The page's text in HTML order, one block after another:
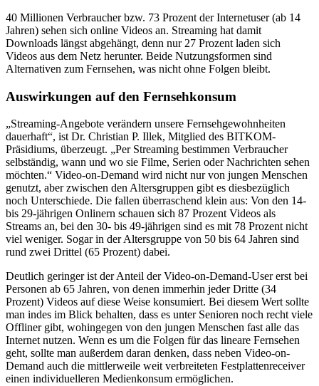
40 Millionen Verbraucher bzw. 73 Prozent der Internetuser (ab 14
Jahren) sehen sich online Videos an. Streaming hat damit
Downloads längst abgehängt, denn nur 27 Prozent laden sich
Videos aus dem Netz herunter. Beide Nutzungsformen sind
Alternativen zum Fernsehen, was nicht ohne Folgen bleibt.
Auswirkungen auf den Fernsehkonsum
„Streaming-Angebote verändern unsere Fernsehgewohnheiten
dauerhaft“, ist Dr. Christian P. Illek, Mitglied des BITKOM-
Präsidiums, überzeugt. „Per Streaming bestimmen Verbraucher
selbständig, wann und wo sie Filme, Serien oder Nachrichten sehen
möchten.“ Video-on-Demand wird nicht nur von jungen Menschen
genutzt, aber zwischen den Altersgruppen gibt es diesbezüglich
noch Unterschiede. Die fallen überraschend klein aus: Von den 14-
bis 29-jährigen Onlinern schauen sich 87 Prozent Videos als
Streams an, bei den 30- bis 49-jährigen sind es mit 78 Prozent nicht
viel weniger. Sogar in der Altersgruppe von 50 bis 64 Jahren sind
rund zwei Drittel (65 Prozent) dabei.
Deutlich geringer ist der Anteil der Video-on-Demand-User erst bei
Personen ab 65 Jahren, von denen immerhin jeder Dritte (34
Prozent) Videos auf diese Weise konsumiert. Bei diesem Wert sollte
man indes im Blick behalten, dass es unter Senioren noch recht viele
Offliner gibt, wohingegen von den jungen Menschen fast alle das
Internet nutzen. Wenn es um die Folgen für das lineare Fernsehen
geht, sollte man außerdem daran denken, dass neben Video-on-
Demand auch die mittlerweile weit verbreiteten Festplattenreceiver
einen individuelleren Medienkonsum ermöglichen.